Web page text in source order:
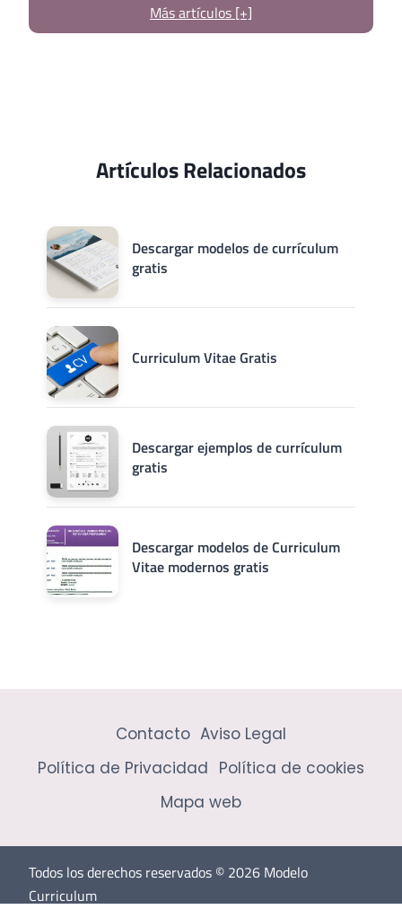
Más artículos [+]
Artículos Relacionados
Descargar modelos de currículum
gratis
Curriculum Vitae Gratis
Descargar ejemplos de currículum
gratis
Descargar modelos de Curriculum
Vitae modernos gratis
Contacto Aviso Legal
Política de Privacidad Política de cookies
Mapa web
Todos los derechos reservados © 2026 Modelo
Curriculum